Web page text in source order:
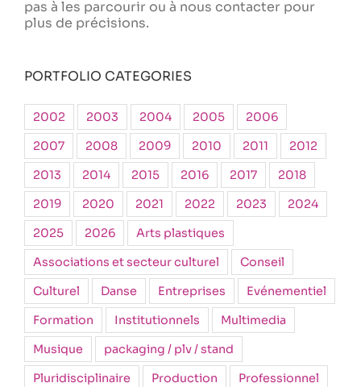
pas à les parcourir ou à nous contacter pour
plus de précisions.
PORTFOLIO CATEGORIES
2002 2003 2004 2005
2006
2007
2008 2009 2010 2011
2012
2013
2014 2015 2016 2017
2018
2019
2020 2021 2022 2023
2024
2025
2026
Arts plastiques
Associations et secteur culturel
Conseil
Culturel
Danse Entreprises
Evénementiel
Formation
Institutionnels
Multimedia
Musique
packaging / plv / stand
Pluridisciplinaire
Production
Professionnel